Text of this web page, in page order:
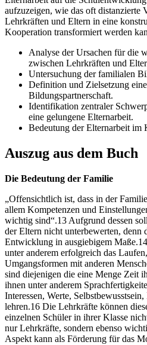
aufzuzeigen, wie das oft distanzierte
Lehrkräften und Eltern in eine
Kooperation transformiert werden
Analyse der Ursachen für die
zwischen Lehrkräften und
Untersuchung der familialen
Definition und Zielsetzung
Bildungspartnerschaft.
Identifikation zentraler
eine gelungene Elternarbeit.
Bedeutung der Elternarbeit
Auszug aus dem Buch
Die Bedeutung der Familie
„Offensichtlich ist, dass in der
allem Kompetenzen und
wichtig sind“.13 Aufgrund dessen
der Eltern nicht unterbewerten, denn
Entwicklung in ausgiebigem
unter anderem erfolgreich das
Umgangsformen mit anderen
sind diejenigen die eine Menge Zeit
ihnen unter anderem
Interessen, Werte,
lehren.16 Die Lehrkräfte können
einzelnen Schüler in ihrer Klasse
nur Lehrkräfte, sondern ebenso
Aspekt kann als Förderung für das